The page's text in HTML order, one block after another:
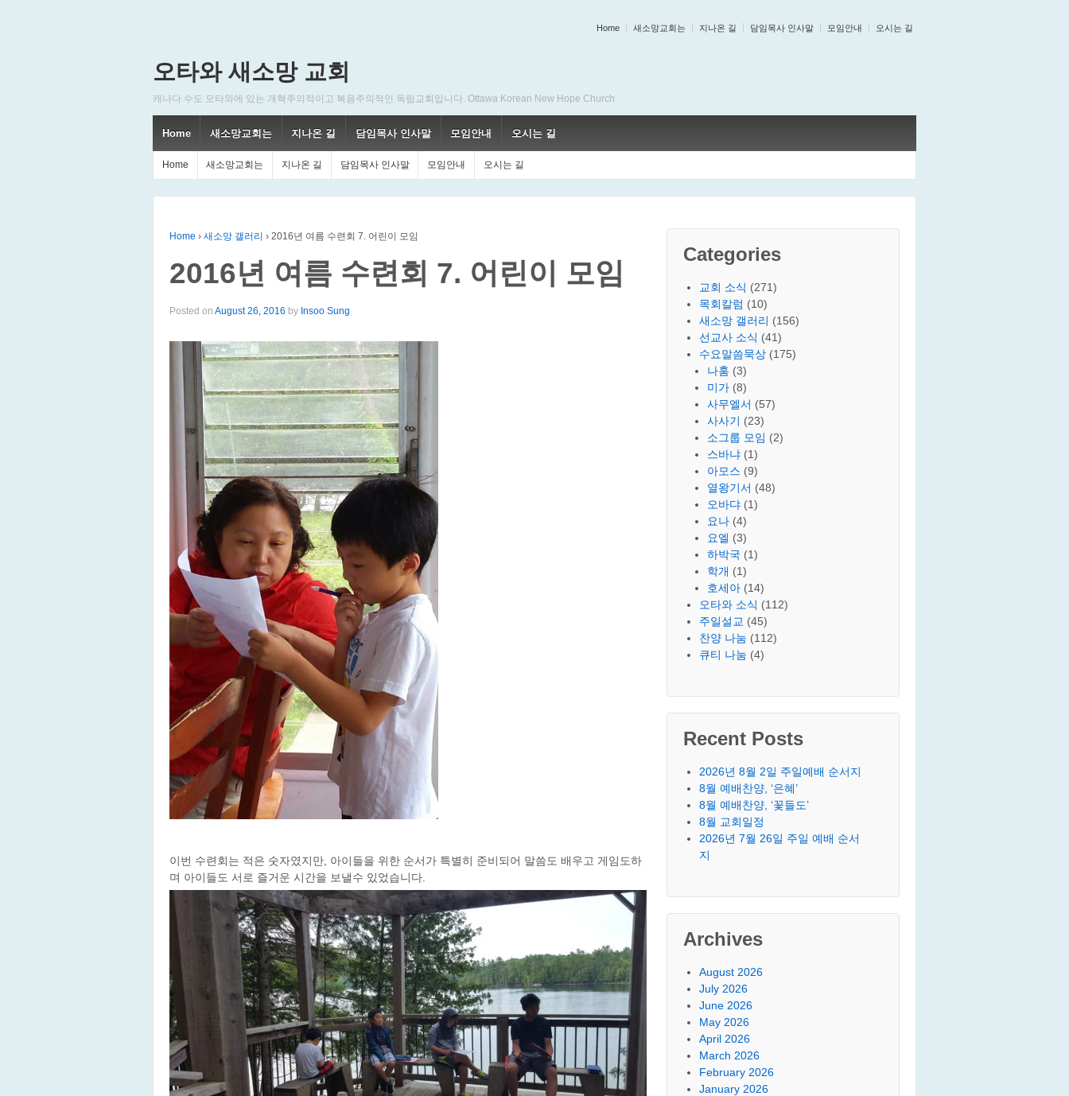
Home 새소망교회는 지나온 길 담임목사 인사말 모임안내 오시는 길
오타와 새소망 교회
캐나다 수도 오타와에 있는 개혁주의적이고 복음주의적인 독립교회입니다. Ottawa Korean New Hope Church
Home 새소망교회는 지나온 길 담임목사 인사말 모임안내 오시는 길
Home 새소망교회는 지나온 길 담임목사 인사말 모임안내 오시는 길
Home › 새소망 갤러리 › 2016년 여름 수련회 7. 어린이 모임
2016년 여름 수련회 7. 어린이 모임
Posted on August 26, 2016 by Insoo Sung
이번 수련회는 적은 숫자였지만, 아이들을 위한 순서가 특별히 준비되어 말씀도 배우고 게임도하
며 아이들도 서로 즐거운 시간을 보낼수 있었습니다.
Categories
교회 소식 (271)
목회칼럼 (10)
새소망 갤러리 (156)
선교사 소식 (41)
수요말씀묵상 (175)
나훔 (3)
미가 (8)
사무엘서 (57)
사사기 (23)
소그룹 모임 (2)
스바냐 (1)
아모스 (9)
열왕기서 (48)
오바댜 (1)
요나 (4)
요엘 (3)
하박국 (1)
학개 (1)
호세아 (14)
오타와 소식 (112)
주일설교 (45)
찬양 나눔 (112)
큐티 나눔 (4)
Recent Posts
2026년 8월 2일 주일예배 순서지
8월 예배찬양, ‘은혜’
8월 예배찬양, ‘꽃들도’
8월 교회일정
2026년 7월 26일 주일 예배 순서
지
Archives
August 2026
July 2026
June 2026
May 2026
April 2026
March 2026
February 2026
January 2026